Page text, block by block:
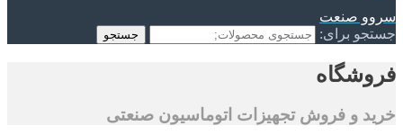
سروو صنعت
جستجو برای:
جستجو
فروشگاه
خرید و فروش تجهیزات اتوماسیون صنعتی